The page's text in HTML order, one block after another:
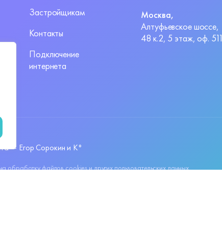
Застройщикам
Контакты
Подключение
интернета
Москва,
Алтуфьевское шоссе,
48 к.2, 5 этаж, оф. 511
— Егор Сорокин и K°
обработку файловcookiesи других пользовательских данных,